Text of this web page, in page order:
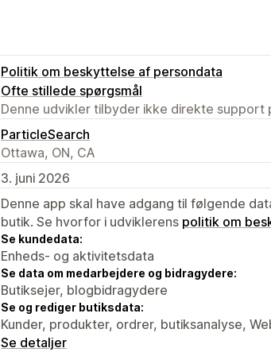
Politik om beskyttelse af persondata
Ofte stillede spørgsmål
Denne udvikler tilbyder ikke direkte support
ParticleSearch
Ottawa, ON, CA
3. juni 2026
Denne app skal have adgang til følgende
butik. Se hvorfor i udviklerens politik om
Se kundedata:
Enheds- og aktivitetsdata
Se data om medarbejdere og bidragydere:
Butiksejer, blogbidragydere
Se og rediger butiksdata:
Kunder, produkter, ordrer, butiksanalyse,
Se detaljer